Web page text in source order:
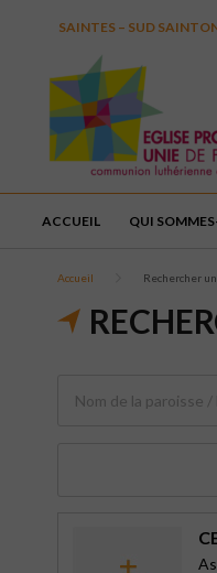
SAINTES – SUD
ACCUEIL QUI
Accueil Rechercher